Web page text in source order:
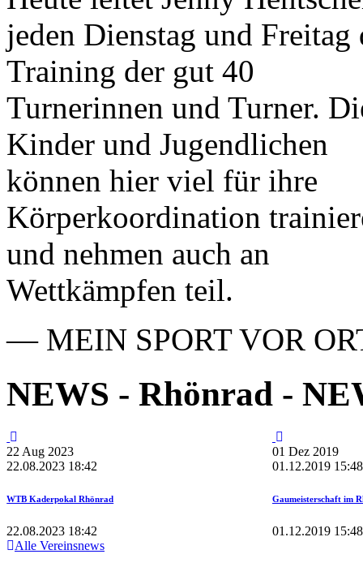
jeden Dienstag und Freitag
Training der gut 40
Turnerinnen und Turner.
Kinder und Jugendlichen
können hier viel für ihre
Körperkoordination
und nehmen auch an
Wettkämpfen teil.
— MEIN SPORT VOR
NEWS - Rhönrad -
22 Aug 2023
22.08.2023 18:42
WTB Kaderpokal Rhönrad
22.08.2023 18:42
01 Dez 2019
01.12.2019 15:48
Gaumeisterschaft im
01.12.2019 15:48
Alle Vereinsnews